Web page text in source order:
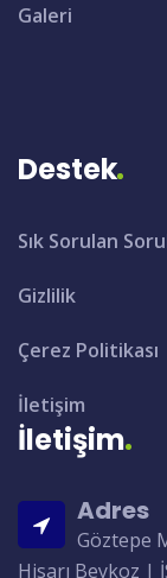
Galeri
Destek
Sık Sorulan
Gizlilik
Çerez Politikası
İletişim
İletişim
Adres
Göztepe
Hisarı Beykoz |